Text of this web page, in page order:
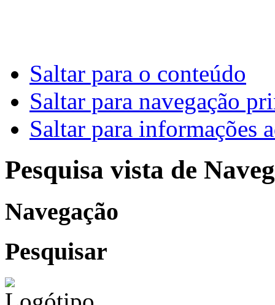
Saltar para o conteúdo
Saltar para navegação
Saltar para informações
Pesquisa vista de
Navegação
Pesquisar